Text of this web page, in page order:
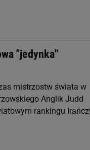
"jedynka"
mistrzostw świata w
Anglik Judd
rankingu